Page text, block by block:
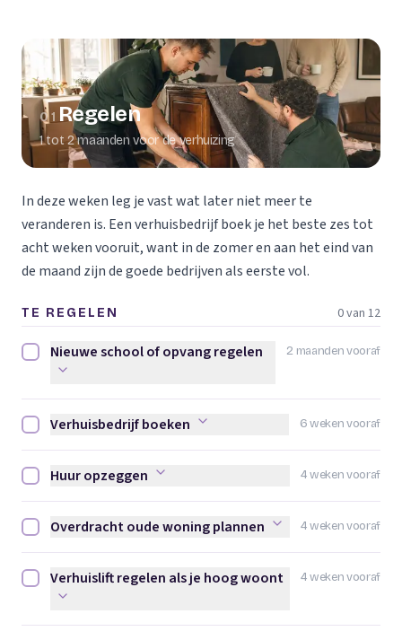
01 Regelen
1 tot 2 maanden voor de verhuizing
In deze weken leg je vast wat later niet meer te
veranderen is. Een verhuisbedrijf boek je het beste zes tot
acht weken vooruit, want in de zomer en aan het eind van
de maand zijn de goede bedrijven als eerste vol.
TE REGELEN 0 van 12
2 maanden vooraf
Nieuwe school of opvang regelen afvinken
Nieuwe school of opvang regelen
6 weken vooraf
Verhuisbedrijf boeken afvinken
Verhuisbedrijf boeken
4 weken vooraf
Huur opzeggen afvinken
Huur opzeggen
4 weken vooraf
Overdracht oude woning plannen afvinken
Overdracht oude woning plannen
4 weken vooraf
Verhuislift regelen als je hoog woont afvinken
Verhuislift regelen als je hoog woont